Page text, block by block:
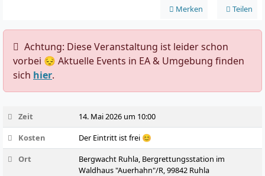
Merken Teilen
️ Achtung: Diese Veranstaltung ist leider schon
vorbei 😔 Aktuelle Events in EA & Umgebung finden
sich hier.
Zeit
14. Mai 2026 um 10:00
Kosten
Der Eintritt ist frei 😊
Ort
Bergwacht Ruhla, Bergrettungsstation im
Waldhaus "Auerhahn"/R, 99842 Ruhla